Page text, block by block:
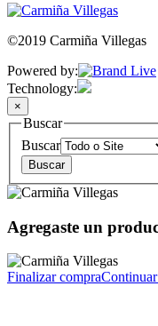
©2019 Carmiña Villegas
Powered by:
Technology:
×
Buscar
Buscar
Agregaste un
Finalizar compra